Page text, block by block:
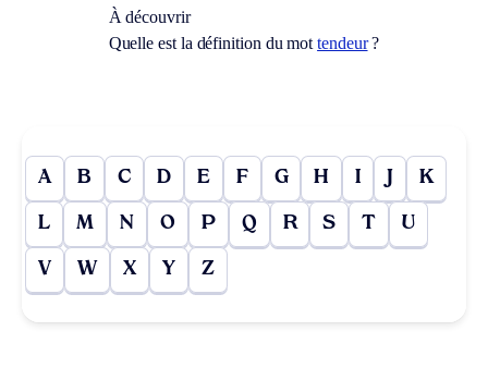
À découvrir
Quelle est la définition du mottendeur?
A B C D E F G H I J K
L M N O P Q R S T U
V W X Y Z